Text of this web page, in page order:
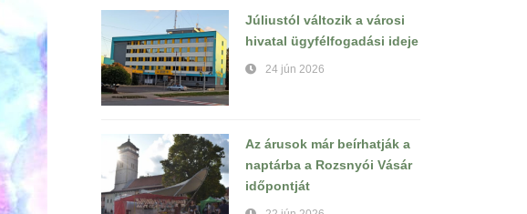
Júliustól változik a városi
hivatal ügyfélfogadási ideje
24 jún 2026
Az árusok már beírhatják a
naptárba a Rozsnyói Vásár
időpontját